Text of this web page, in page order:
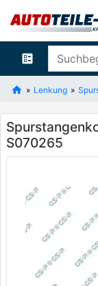
ballot
Lenkung
S070265